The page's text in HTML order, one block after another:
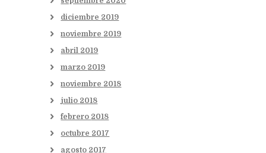
diciembre 2019
noviembre 2019
abril 2019
marzo 2019
noviembre 2018
julio 2018
febrero 2018
octubre 2017
agosto 2017